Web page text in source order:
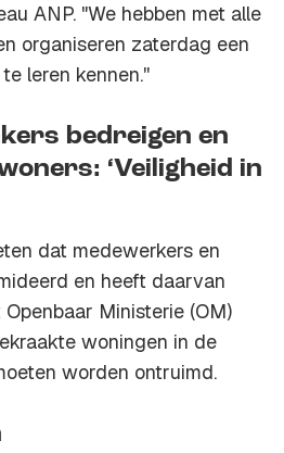
ANP. "We hebben met alle
organiseren zaterdag een
leren kennen.''
bedreigen en
‘Veiligheid in
dat medewerkers en
en heeft daarvan
Ministerie (OM)
woningen in de
worden ontruimd.